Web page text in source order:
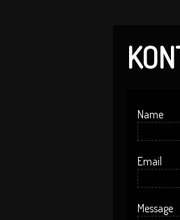
Name
Email
Message